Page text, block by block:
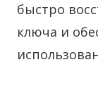
быстро
ключа и